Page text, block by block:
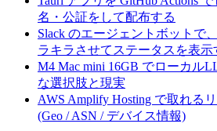
名・公証をして配布する
Slack のエージェントボットで
ラキラさせてステータスを表示
M4 Mac mini 16GB でローカル
な選択肢と現実
AWS Amplify Hosting で取れる
(Geo / ASN / デバイス情報)